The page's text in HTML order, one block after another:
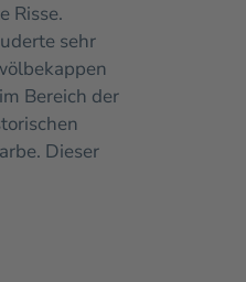
Risse.
sehr
Bereich der
Dieser